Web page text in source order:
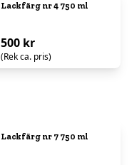
Lackfärg nr 4 750 ml
500 kr
(Rek ca. pris)
Lackfärg nr 7 750 ml